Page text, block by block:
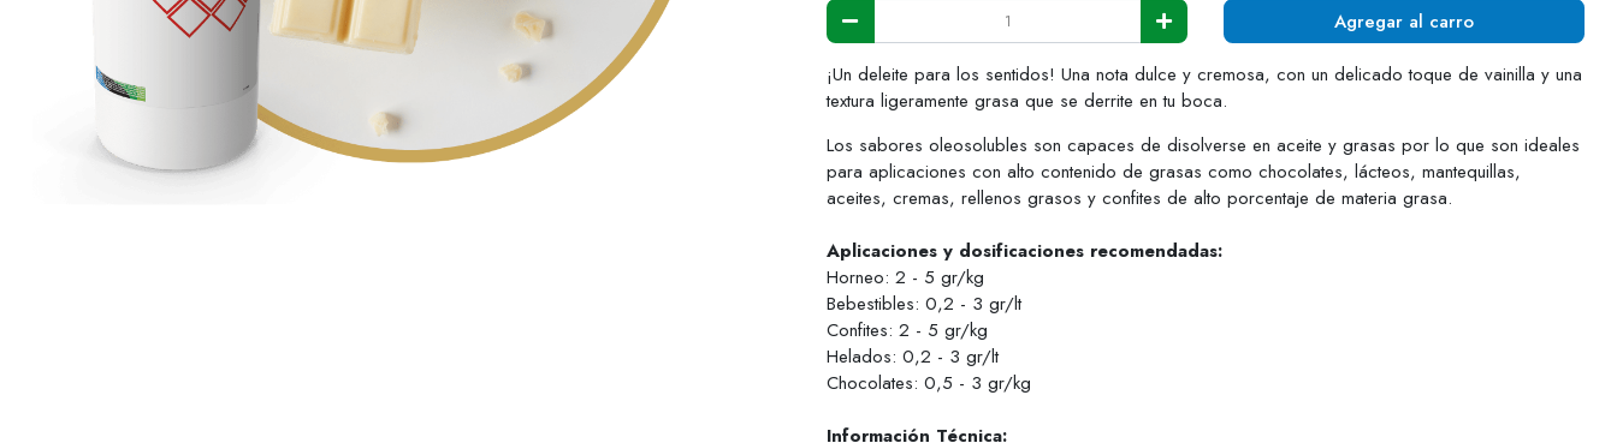
Agregar al carro
¡Un deleite para los sentidos! Una nota dulce y cremosa, con un delicado toque de vainilla y una
textura ligeramente grasa que se derrite en tu boca.
Los sabores oleosolubles son capaces de disolverse en aceite y grasas por lo que son ideales
para aplicaciones con alto contenido de grasas como chocolates, lácteos, mantequillas,
aceites, cremas, rellenos grasos y confites de alto porcentaje de materia grasa.
Aplicaciones y dosificaciones recomendadas:
Horneo: 2 - 5 gr/kg
Bebestibles: 0,2 - 3 gr/lt
Confites: 2 - 5 gr/kg
Helados: 0,2 - 3 gr/lt
Chocolates: 0,5 - 3 gr/kg
Información Técnica: